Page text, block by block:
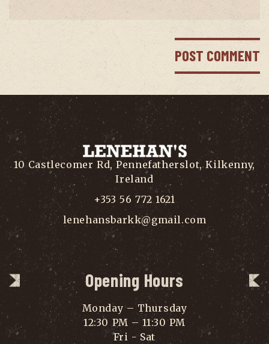
10 Castlecomer Rd, Pennefatherslot, Kilkenny,
Ireland
+353 56 772 1621
lenehansbarkk@gmail.com
Opening Hours
Monday – Thursday
12:30 PM – 11:30 PM
Fri - Sat